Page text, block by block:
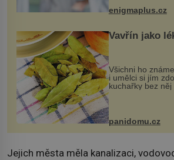
enigmaplus.cz
Vavřín jako
Všichni ho
i umělci si jím
kuchařky bez něj
nevíte, že
zmírnit některé
Obsahuje v
panidomu.cz
Jejich města měla kanalizaci,